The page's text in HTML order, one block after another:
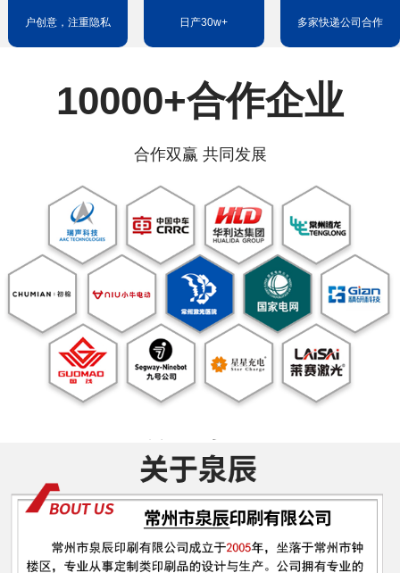
户创意，注重隐私 日产30w+ 多家快递公司合作
10000+合作企业
合作双赢 共同发展